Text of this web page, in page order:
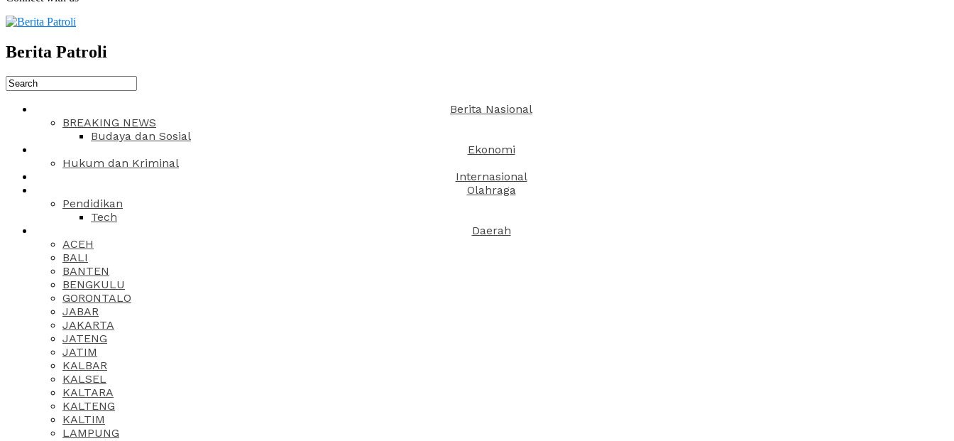
Berita Patroli
Berita Nasional
BREAKING NEWS
Budaya dan Sosial
Ekonomi
Hukum dan Kriminal
Internasional
Olahraga
Pendidikan
Tech
Daerah
ACEH
BALI
BANTEN
BENGKULU
GORONTALO
JABAR
JAKARTA
JATENG
JATIM
KALBAR
KALSEL
KALTARA
KALTENG
KALTIM
LAMPUNG